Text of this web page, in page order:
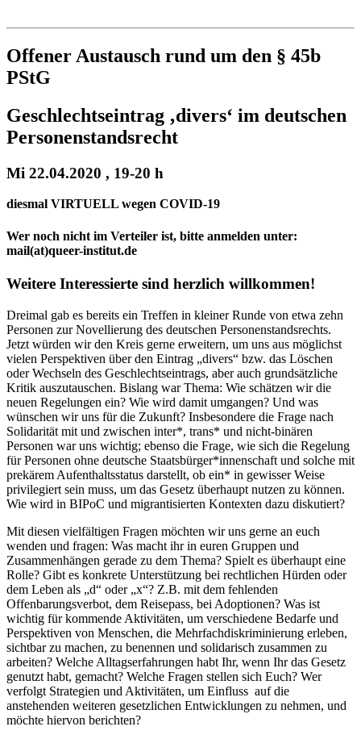
queer-institut
Institut für queer theory
Offener Austausch rund um den § 45b
PStG
Geschlechtseintrag ‚divers‘ im deutschen
Personenstandsrecht
Mi 22.04.2020 , 19-20 h
diesmal VIRTUELL wegen COVID-19
Wer noch nicht im Verteiler ist, bitte anmelden unter:
mail(at)queer-institut.de
Weitere Interessierte sind herzlich willkommen!
Dreimal gab es bereits ein Treffen in kleiner Runde von etwa zehn
Personen zur Novellierung des deutschen Personenstandsrechts.
Jetzt würden wir den Kreis gerne erweitern, um uns aus möglichst
vielen Perspektiven über den Eintrag „divers“ bzw. das Löschen
oder Wechseln des Geschlechtseintrags, aber auch grundsätzliche
Kritik auszutauschen. Bislang war Thema: Wie schätzen wir die
neuen Regelungen ein? Wie wird damit umgangen? Und was
wünschen wir uns für die Zukunft? Insbesondere die Frage nach
Solidarität mit und zwischen inter*, trans* und nicht-binären
Personen war uns wichtig; ebenso die Frage, wie sich die Regelung
für Personen ohne deutsche Staatsbürger*innenschaft und solche mit
prekärem Aufenthaltsstatus darstellt, ob ein* in gewisser Weise
privilegiert sein muss, um das Gesetz überhaupt nutzen zu können.
Wie wird in BIPoC und migrantisierten Kontexten dazu diskutiert?
Mit diesen vielfältigen Fragen möchten wir uns gerne an euch
wenden und fragen: Was macht ihr in euren Gruppen und
Zusammenhängen gerade zu dem Thema? Spielt es überhaupt eine
Rolle? Gibt es konkrete Unterstützung bei rechtlichen Hürden oder
dem Leben als „d“ oder „x“? Z.B. mit dem fehlenden
Offenbarungsverbot, dem Reisepass, bei Adoptionen? Was ist
wichtig für kommende Aktivitäten, um verschiedene Bedarfe und
Perspektiven von Menschen, die Mehrfachdiskriminierung erleben,
sichtbar zu machen, zu benennen und solidarisch zusammen zu
arbeiten? Welche Alltagserfahrungen habt Ihr, wenn Ihr das Gesetz
genutzt habt, gemacht? Welche Fragen stellen sich Euch? Wer
verfolgt Strategien und Aktivitäten, um Einfluss auf die
anstehenden weiteren gesetzlichen Entwicklungen zu nehmen, und
möchte hiervon berichten?